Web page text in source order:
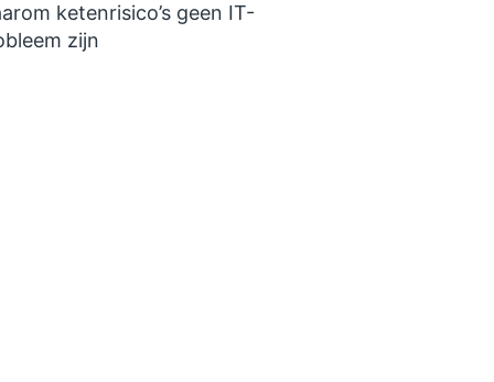
ketenrisico’s geen IT-
zijn